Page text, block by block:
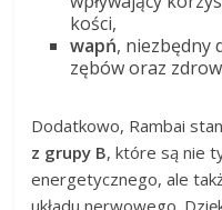
kości,
wapń, niezbędny
zębów oraz
Dodatkowo, Rambai
z grupy B, które są nie
energetycznego, ale